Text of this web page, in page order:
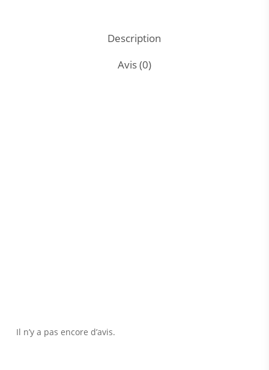
Description
Avis (0)
Il n’y a pas encore d’avis.